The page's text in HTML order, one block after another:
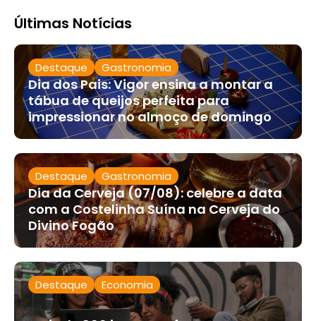
Últimas Notícias
Destaque Gastronomia
Dia dos Pais: Vigor ensina a montar a
tábua de queijos perfeita para
impressionar no almoço de domingo
Destaque Gastronomia
Dia da Cerveja (07/08): celebre a data
com a Costelinha Suína na Cerveja do
Divino Fogão
Destaque Economia